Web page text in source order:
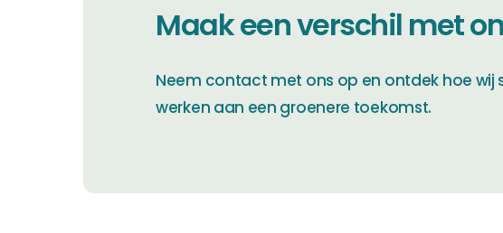
Maak een verschil met
Neem contact met ons op en ontdek hoe wij
werken aan een groenere toekomst.